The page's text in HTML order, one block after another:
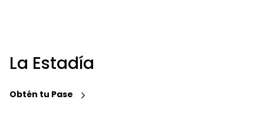
La Estadía
Obtén tu Pase